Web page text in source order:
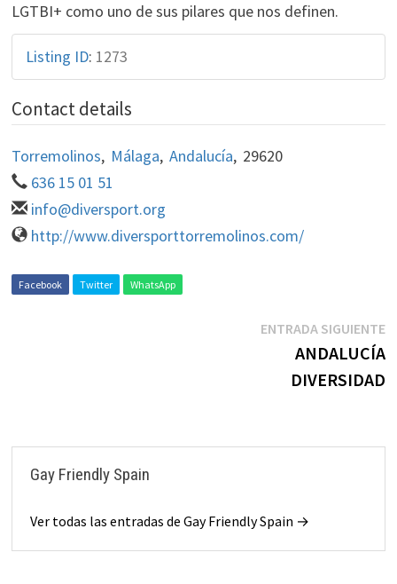
LGTBI+ como uno de sus pilares que nos definen.
Listing ID: 1273
Contact details
Torremolinos, Málaga, Andalucía, 29620
636 15 01 51
info@diversport.org
http://www.diversporttorremolinos.com/
Facebook Twitter WhatsApp
ENTRADA SIGUIENTE
ANDALUCÍA
DIVERSIDAD
Gay Friendly Spain
Ver todas las entradas de Gay Friendly Spain →